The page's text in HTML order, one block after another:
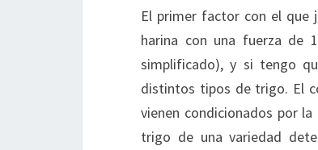
El primer factor con el que
harina con una fuerza de
simplificado), y si tengo
distintos tipos de trigo. El
vienen condicionados por
trigo de una variedad